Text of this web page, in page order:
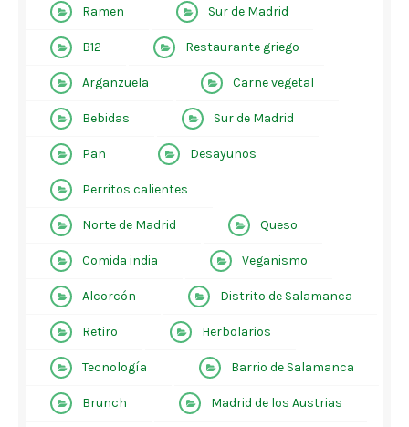
Ramen Sur de Madrid
B12 Restaurante griego
Arganzuela Carne vegetal
Bebidas Sur de Madrid
Pan Desayunos
Perritos calientes
Norte de Madrid Queso
Comida india Veganismo
Alcorcón Distrito de Salamanca
Retiro Herbolarios
Tecnología Barrio de Salamanca
Brunch Madrid de los Austrias